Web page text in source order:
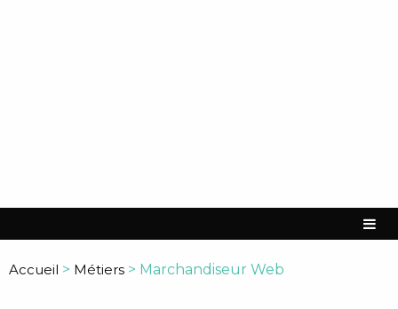
Accueil > Métiers > Marchandiseur Web